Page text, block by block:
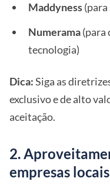
Maddyness
Numerama(para
tecnologia)
Dica:Siga as
exclusivo e de alto
aceitação.
2.
empresas locais